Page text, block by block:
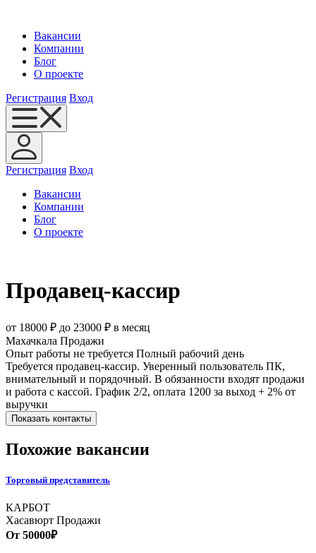
Вакансии
Компании
Блог
О проекте
Регистрация Вход
Регистрация Вход
Вакансии
Компании
Блог
О проекте
Продавец-кассир
от 18000 ₽ до 23000 ₽ в месяц
Махачкала Продажи
Опыт работы не требуется Полный рабочий день
Требуется продавец-кассир. Уверенный пользователь ПК,
внимательный и порядочный. В обязанности входят продажи
и работа с кассой. График 2/2, оплата 1200 за выход + 2% от
выручки
Показать контакты
Похожие вакансии
Торговый представитель
КАРБОТ
Хасавюрт Продажи
От 50000₽